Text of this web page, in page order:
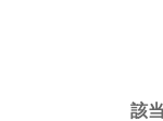
該